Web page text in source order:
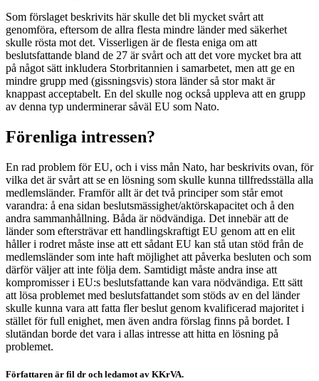
Som förslaget beskrivits här skulle det bli mycket svårt att
genomföra, eftersom de allra flesta mindre länder med säkerhet
skulle rösta mot det. Visserligen är de flesta eniga om att
beslutsfattande bland de 27 är svårt och att det vore mycket bra att
på något sätt inkludera Storbritannien i samarbetet, men att ge en
mindre grupp med (gissningsvis) stora länder så stor makt är
knappast acceptabelt. En del skulle nog också uppleva att en grupp
av denna typ underminerar såväl EU som Nato.
Förenliga intressen?
En rad problem för EU, och i viss mån Nato, har beskrivits ovan, för
vilka det är svårt att se en lösning som skulle kunna tillfredsställa alla
medlemsländer. Framför allt är det två principer som står emot
varandra: å ena sidan beslutsmässighet/aktörskapacitet och å den
andra sammanhållning. Båda är nödvändiga. Det innebär att de
länder som eftersträvar ett handlingskraftigt EU genom att en elit
håller i rodret måste inse att ett sådant EU kan stå utan stöd från de
medlemsländer som inte haft möjlighet att påverka besluten och som
därför väljer att inte följa dem. Samtidigt måste andra inse att
kompromisser i EU:s beslutsfattande kan vara nödvändiga. Ett sätt
att lösa problemet med beslutsfattandet som stöds av en del länder
skulle kunna vara att fatta fler beslut genom kvalificerad majoritet i
stället för full enighet, men även andra förslag finns på bordet. I
slutändan borde det vara i allas intresse att hitta en lösning på
problemet.
Författaren är fil dr och ledamot av KKrVA.